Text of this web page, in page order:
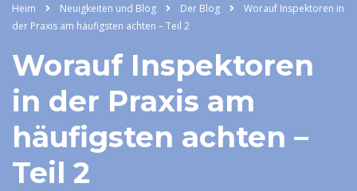
Heim Neuigkeiten und Blog Der Blog
Worauf Inspektoren in
der Praxis am häufigsten achten – Teil 2
Worauf Inspektoren
in der Praxis am
häufigsten achten –
Teil 2